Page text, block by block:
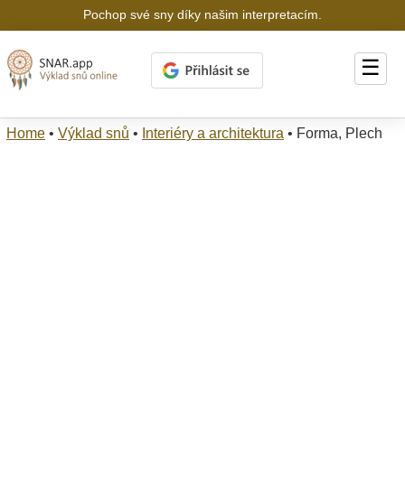
Pochop své sny díky našim interpretacím.
☰
Home • Výklad snů • Interiéry a architektura • Forma, Plech